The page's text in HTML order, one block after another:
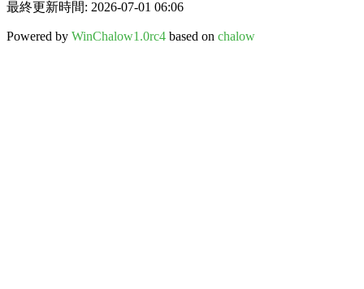
最終更新時間: 2026-07-01 06:06
Powered by WinChalow1.0rc4 based on chalow